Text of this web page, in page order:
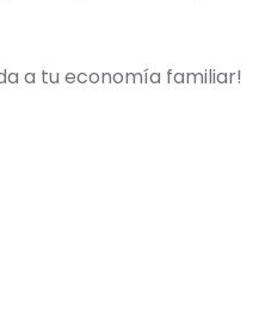
a tu economía familiar!